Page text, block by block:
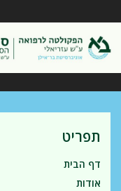
תפריט
דף הבית
אודות